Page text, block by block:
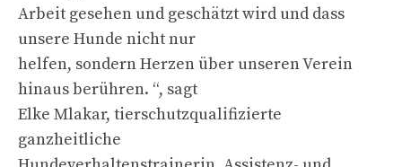
Arbeit gesehen und geschätzt wird und dass
unsere Hunde nicht nur
helfen, sondern Herzen über unseren Verein
hinaus berühren. “, sagt
Elke Mlakar, tierschutzqualifizierte
ganzheitliche